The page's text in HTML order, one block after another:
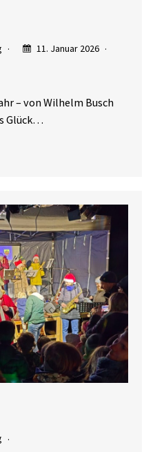
11. Januar 2026
– von Wilhelm Busch
Glück…